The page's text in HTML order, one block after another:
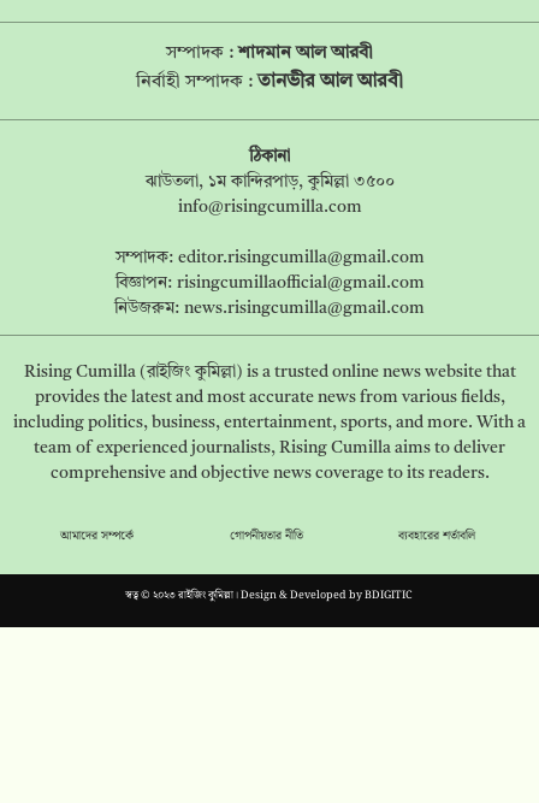
সম্পাদক :শাদমান আল আরবী
নির্বাহী সম্পাদক : তানভীর আল আরবী
ঠিকানা
ঝাউতলা, ১ম কান্দিরপাড়, কুমিল্লা ৩৫০০
info@risingcumilla.com
সম্পাদক: editor.risingcumilla@gmail.com
বিজ্ঞাপন: risingcumillaofficial@gmail.com
নিউজরুম: news.risingcumilla@gmail.com
Rising Cumilla (রাইজিং কুমিল্লা) is a trusted online news website that
provides the latest and most accurate news from various fields,
including politics, business, entertainment, sports, and more. With a
team of experienced journalists, Rising Cumilla aims to deliver
comprehensive and objective news coverage to its readers.
আমাদের সম্পর্কে গোপনীয়তার নীতি ব্যবহারের শর্তাবলি
স্বত্ব © ২০২৩ রাইজিং কুমিল্লা। Design & Developed byBDIGITIC